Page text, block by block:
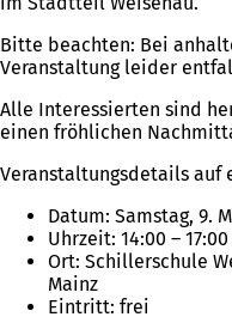
Bitte beachten: Bei
Veranstaltung leider
Alle Interessierten sind
einen fröhlichen
Veranstaltungsdetails auf
Datum: Samstag, 9.
Uhrzeit: 14:00 –
Ort: Schillerschule
Mainz
Eintritt: frei